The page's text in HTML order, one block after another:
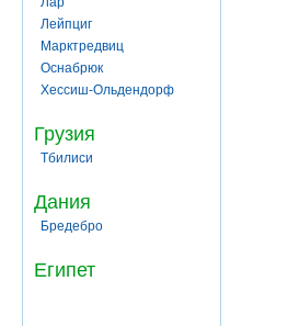
Лейпциг
Марктредвиц
Оснабрюк
Хессиш-Ольдендорф
Грузия
Тбилиси
Дания
Бредебро
Египет